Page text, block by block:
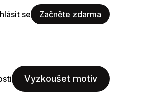
se Začněte zdarma
Vyzkoušet motiv